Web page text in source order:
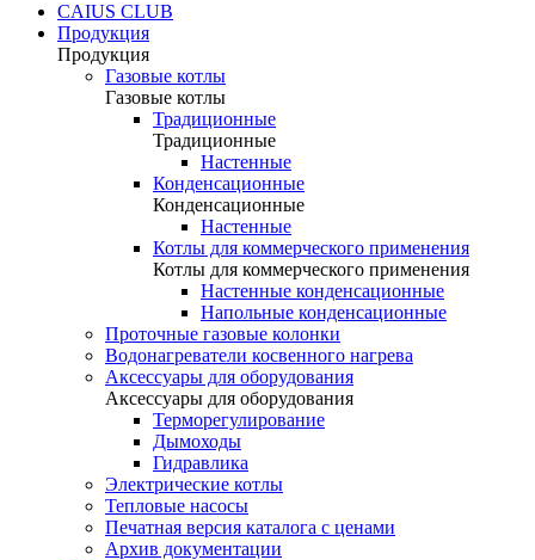
CAIUS CLUB
Продукция
Продукция
Газовые котлы
Газовые котлы
Традиционные
Традиционные
Настенные
Конденсационные
Конденсационные
Настенные
Котлы для коммерческого применения
Котлы для коммерческого применения
Настенные конденсационные
Напольные конденсационные
Проточные газовые колонки
Водонагреватели косвенного нагрева
Аксессуары для оборудования
Аксессуары для оборудования
Терморегулирование
Дымоходы
Гидравлика
Электрические котлы
Тепловые насосы
Печатная версия каталога с ценами
Архив документации